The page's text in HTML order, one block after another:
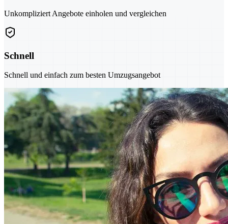
Unkompliziert Angebote einholen und vergleichen
Schnell
Schnell und einfach zum besten Umzugsangebot